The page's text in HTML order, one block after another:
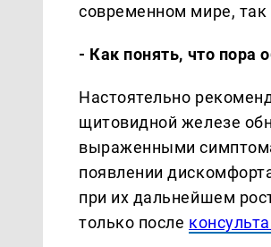
современном мире,
- Как понять, что пора
Настоятельно
щитовидной железе
выраженными
появлении
при их дальнейшем
только после